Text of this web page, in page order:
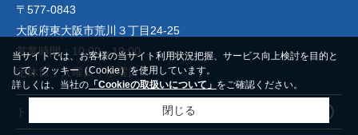
〒577-0843
大阪府東大阪市荒川３丁目24-25
営業時間： 10:00～19:00
定休日：火曜日 水曜日
トップページ
当サイトでは、お客様の当サイト利用状況把握、サービス向上検討を目的と
して、クッキー（Cookie）を使用しています。
詳しくは、当社の 「Cookieの取扱いについて」 をご確認ください。
閉じる